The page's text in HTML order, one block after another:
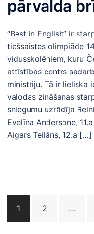
pārvalda
“Best in English” ir
tiešsaistes olimpiāde
vidusskolēniem, kuru
attīstības centrs
ministriju. Tā ir lieliska
valodas zināšanas
sniegumu uzrādīja
Evelīna Andersone,
Aigars Teilāns, 12.a […]
numerācija
1 2 …